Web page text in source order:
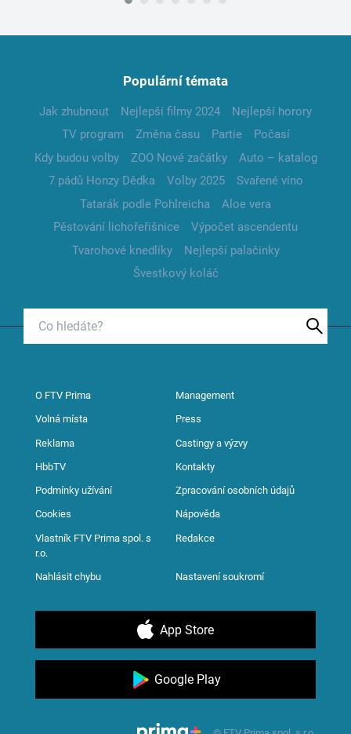
Populární témata
Jak zhubnout Nejlepší filmy 2024
Nejlepší horory
TV program
Změna času Partie
Počasí
Kdy budou volby
ZOO Nové začátky
Auto – katalog
7 pádů Honzy Dědka
Volby 2025
Svařené víno
Tatarák podle Pohlreicha
Aloe vera
Pěstování lichořeřišnice
Výpočet ascendentu
Tvarohové knedlíky
Nejlepší palačinky
Švestkový koláč
O FTV Prima Management
Volná místa Press
Reklama Castingy a výzvy
HbbTV Kontakty
Podmínky užívání Zpracování osobních údajů
Cookies Nápověda
Vlastník FTV Prima spol. s
r.o.
Redakce
Nahlásit chybu Nastavení soukromí
App Store
Google Play